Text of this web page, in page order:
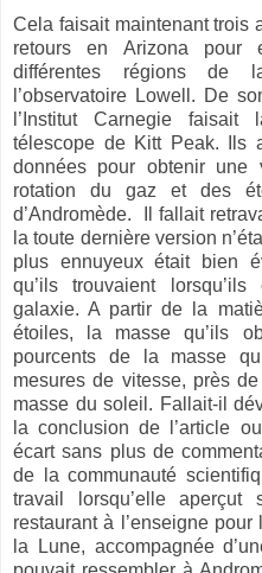
Cela faisait maintenant trois
retours en Arizona pour
différentes régions de
l’observatoire Lowell. De
l’Institut Carnegie
télescope de Kitt Peak. Ils
données pour obtenir
rotation du gaz et des
d’Andromède. Il fallait
la toute dernière version
plus ennuyeux était bien
qu’ils trouvaient
galaxie. A partir de la
étoiles, la masse qu’ils
pourcents de la masse
mesures de vitesse, près
masse du soleil. Fallait-il
la conclusion de l’article
écart sans plus de
de la communauté
travail lorsqu’elle
restaurant à l’enseigne
la Lune, accompagnée